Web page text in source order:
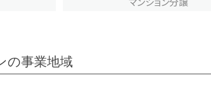
の事業地域